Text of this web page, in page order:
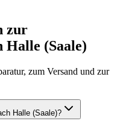
zur
Halle (Saale)
zum Versand und zur
Halle (Saale)?